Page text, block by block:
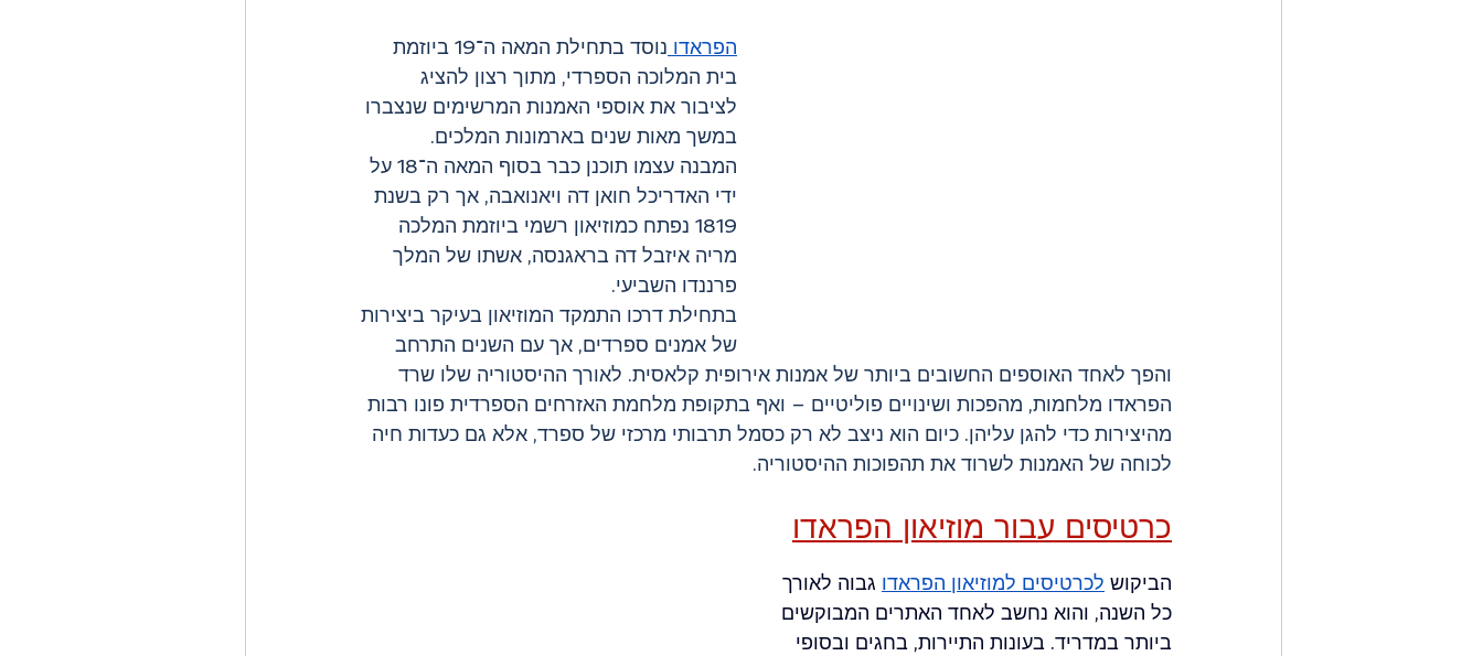
הפראדו
נוסד בתחילת המאה ה־19 ביוזמת
בית המלוכה הספרדי, מתוך רצון להציג
לציבור את אוספי האמנות המרשימים שנצברו
במשך מאות שנים בארמונות המלכים.
המבנה עצמו תוכנן כבר בסוף המאה ה־18 על
ידי האדריכל חואן דה ויאנואבה, אך רק בשנת
1819 נפתח כמוזיאון רשמי ביוזמת המלכה
מריה איזבל דה בראגנסה, אשתו של המלך
פרננדו השביעי.
בתחילת דרכו התמקד המוזיאון בעיקר ביצירות
של אמנים ספרדים, אך עם השנים התרחב
והפך לאחד האוספים החשובים ביותר של אמנות אירופית קלאסית. לאורך ההיסטוריה שלו שרד
הפראדו מלחמות, מהפכות ושינויים פוליטיים – ואף בתקופת מלחמת האזרחים הספרדית פונו רבות
מהיצירות כדי להגן עליהן. כיום הוא ניצב לא רק כסמל תרבותי מרכזי של ספרד, אלא גם כעדות חיה
לכוחה של האמנות לשרוד את תהפוכות ההיסטוריה.
כרטיסים עבור מוזיאון הפראדו
הביקוש לכרטיסים למוזיאון הפראדו גבוה לאורך
כל השנה, והוא נחשב לאחד האתרים המבוקשים
ביותר במדריד. בעונות התיירות, בחגים ובסופי